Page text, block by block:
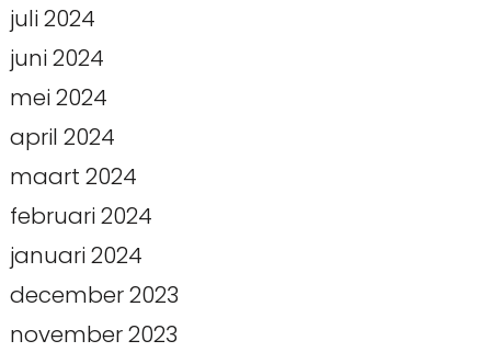
juli 2024
juni 2024
mei 2024
april 2024
maart 2024
februari 2024
januari 2024
december 2023
november 2023